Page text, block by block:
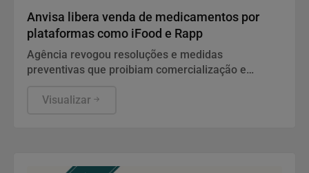
Anvisa libera venda de medicamentos por
plataformas como iFood e Rapp
Agência revogou resoluções e medidas
preventivas que proibiam comercialização e
Visualizar